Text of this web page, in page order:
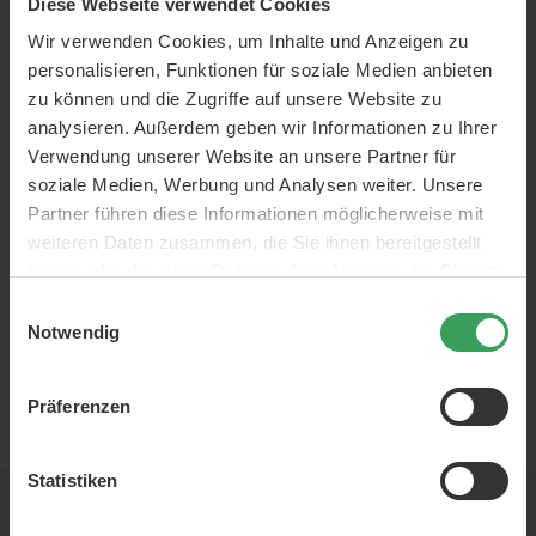
Wir verwenden Cookies, um Inhalte und Anzeigen zu
personalisieren, Funktionen für soziale Medien anbieten
zu können und die Zugriffe auf unsere Website zu
analysieren. Außerdem geben wir Informationen zu Ihrer
Verwendung unserer Website an unsere Partner für
soziale Medien, Werbung und Analysen weiter. Unsere
Partner führen diese Informationen möglicherweise mit
weiteren Daten zusammen, die Sie ihnen bereitgestellt
Notwendig
Präferenzen
Statistiken
entwickelt, um selbst die geschäftigsten Menschen zu
behandeln, zu pflegen und Stress abzubauen.
Bei dem hektischen Lebensstil, den wir führen, ist es wichtig,
sich jeden Tag etwas Zeit zu nehmen, um einen Moment
anzuhalten, zu atmen, sich zu entspannen und etwas
Positives zu tun, um Körper, Geist und Seele zu pflegen.